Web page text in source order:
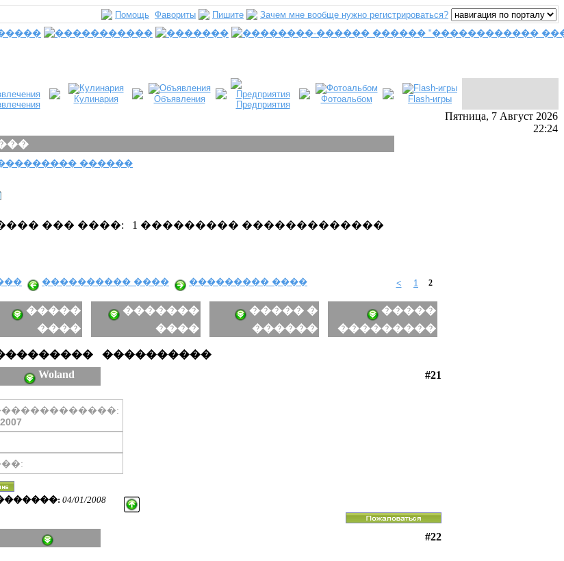
Помощь Фавориты Пишите Зачем мне вообще нужно регистрироваться?
Кулинария Объявления
Предприятия
Фотоальбом Flash-игры
Пятница, 7 Август 2026
22:24
������
��� ����: 1 ��������� �������������
���������� ���� ��������� ���� < 1 2
�����
����
�������
����
����� �
������
�����
���������
����������
Woland
#21
04/01/2008
#22